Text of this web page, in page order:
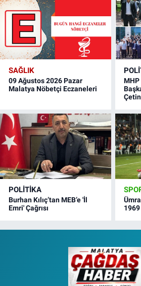
SAĞLIK
09 Ağustos 2026 Pazar
Malatya Nöbetçi Eczaneleri
MHP
POLITIKA
Burhan Kılıç’tan MEB’e 'İl
Emri' Çağrısı